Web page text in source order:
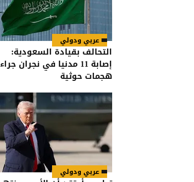
عربي ودولي
التحالف بقيادة السعودية:
إصابة 11 مدنيا في نجران جراء
هجمات حوثية
عربي ودولي